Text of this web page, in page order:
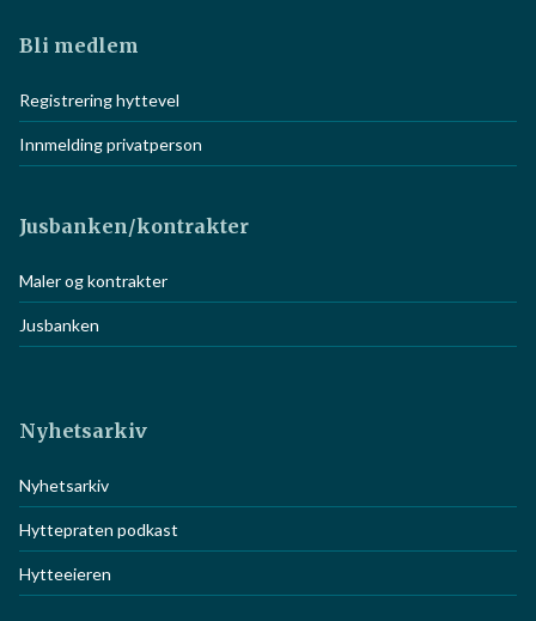
Bli medlem
Innmelding privatperson
Jusbanken/kontrakter
Nyhetsarkiv
Nyhetsarkiv